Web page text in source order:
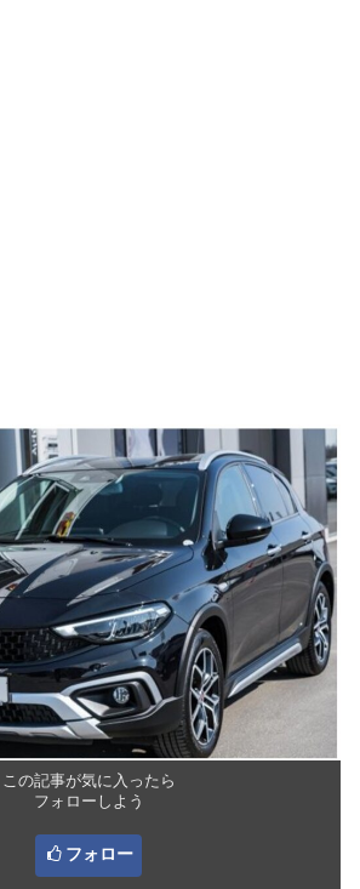
この記事が気に入ったら
フォローしよう
フォロー